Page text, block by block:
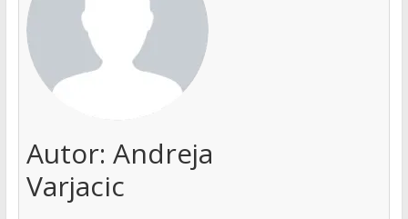
Autor: Andreja
Varjacic